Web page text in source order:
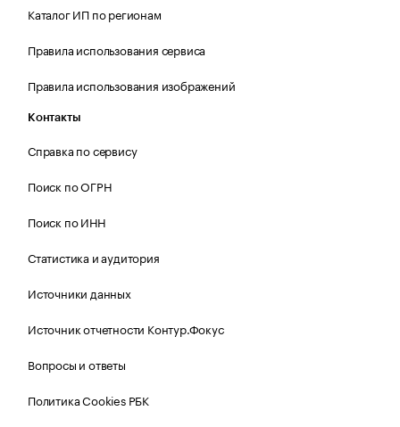
Каталог ИП по регионам
Правила использования сервиса
Правила использования изображений
Контакты
Справка по сервису
Поиск по ОГРН
Поиск по ИНН
Статистика и аудитория
Источники данных
Источник отчетности Контур.Фокус
Вопросы и ответы
Политика Cookies РБК